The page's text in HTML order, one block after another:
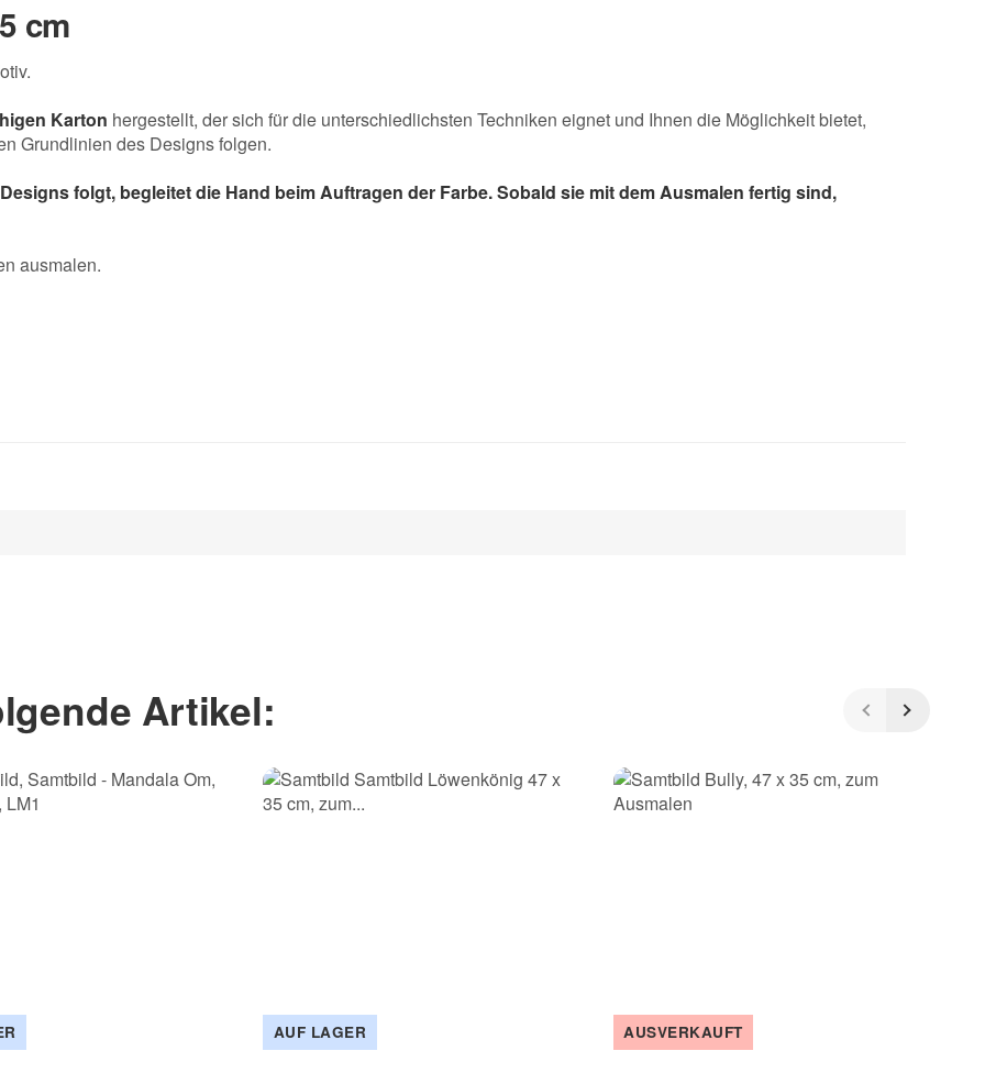
cm
Karton hergestellt, der sich für die unterschiedlichsten Techniken eignet und Ihnen die Möglichkeit bietet,
Grundlinien des Designs folgen.
folgt, begleitet die Hand beim Auftragen der Farbe. Sobald sie mit dem Ausmalen fertig sind,
ausmalen.
Artikel:
AUF LAGER AUSVERKAUFT